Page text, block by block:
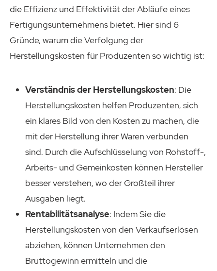
die Effizienz und Effektivität der Abläufe eines
Fertigungsunternehmens bietet. Hier sind 6
Gründe, warum die Verfolgung der
Herstellungskosten für Produzenten so wichtig ist:
Verständnis der Herstellungskosten: Die
Herstellungskosten helfen Produzenten, sich
ein klares Bild von den Kosten zu machen, die
mit der Herstellung ihrer Waren verbunden
sind. Durch die Aufschlüsselung von Rohstoff-,
Arbeits- und Gemeinkosten können Hersteller
besser verstehen, wo der Großteil ihrer
Ausgaben liegt.
Rentabilitätsanalyse: Indem Sie die
Herstellungskosten von den Verkaufserlösen
abziehen, können Unternehmen den
Bruttogewinn ermitteln und die